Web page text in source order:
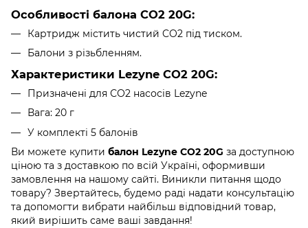
Особливості балона CO2 20G:
Картридж містить чистий CO2 під тиском.
Балони з різьбленням.
Характеристики Lezyne CO2 20G:
Призначені для СО2 насосів Lezyne
Вага: 20 г
У комплекті 5 балонів
Ви можете купити балон Lezyne CO2 20G за доступною
ціною та з доставкою по всій Україні, оформивши
замовлення на нашому сайті. Виникли питання щодо
товару? Звертайтесь, будемо раді надати консультацію
та допомогти вибрати найбільш відповідний товар,
який вирішить саме ваші завдання!